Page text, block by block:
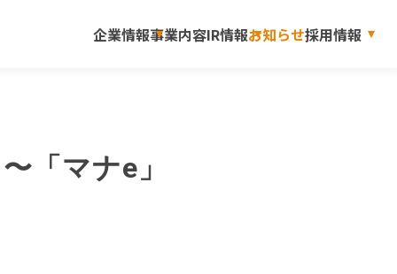
企業情報事業内容IR情報お知らせ採用情報
「マナe」